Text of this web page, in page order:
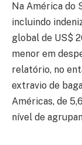
Na América do
incluindo
global de US$
menor em
relatório, no
extravio de
Américas, de
nível de